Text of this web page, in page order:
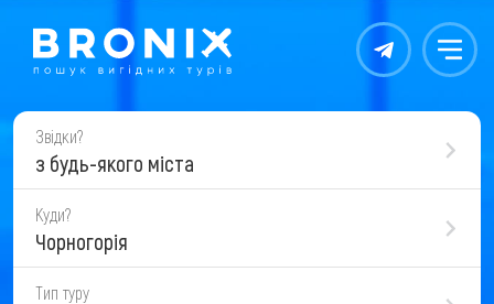
Контакты Меню
Звідки?
з будь-якого міста
Куди?
Чорногорія
Тип туру